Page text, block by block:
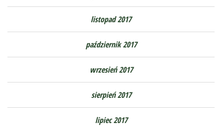
listopad 2017
październik 2017
wrzesień 2017
sierpień 2017
lipiec 2017